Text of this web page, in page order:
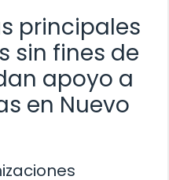
principales
sin fines de
apoyo a
en Nuevo